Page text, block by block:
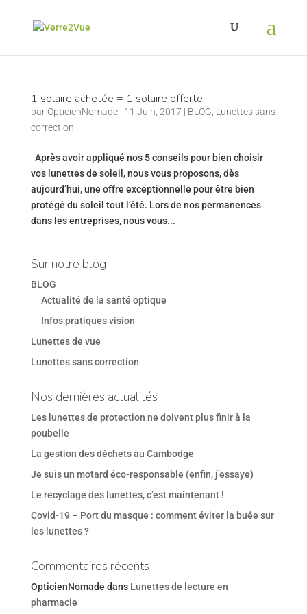
1 solaire achetée = 1 solaire offerte
par OpticienNomade| 11 Juin, 2017 | BLOG Lunettes sans
correction
Après avoir appliqué nos 5 conseils pour bien choisir
vos lunettes de soleil, nous vous proposons, dès
aujourd’hui, une offre exceptionnelle pour être bien
protégé du soleil tout l’été. Lors de nos permanences
dans les entreprises, nous vous...
Sur notre blog
BLOG
Actualité de la santé optique
Infos pratiques vision
Lunettes de vue
Lunettes sans correction
Nos dernières actualités
Les lunettes de protection ne doivent plus finir à la
poubelle
La gestion des déchets au Cambodge
Je suis un motard éco-responsable (enfin, j’essaye)
Le recyclage des lunettes, c’est maintenant !
Covid-19 – Port du masque : comment éviter la buée sur
les lunettes ?
Commentaires récents
OpticienNomade dans Lunettes de lecture en
pharmacie